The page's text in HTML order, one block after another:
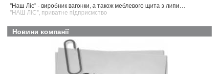
"Наш Ліс" - виробник вагонки, а також меблевого щита з липи…
"НАШ ЛІС", приватне підприємство
Новини компанії